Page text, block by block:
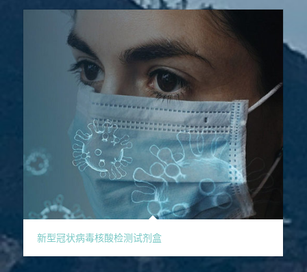
新型冠状病毒核酸检测试剂盒